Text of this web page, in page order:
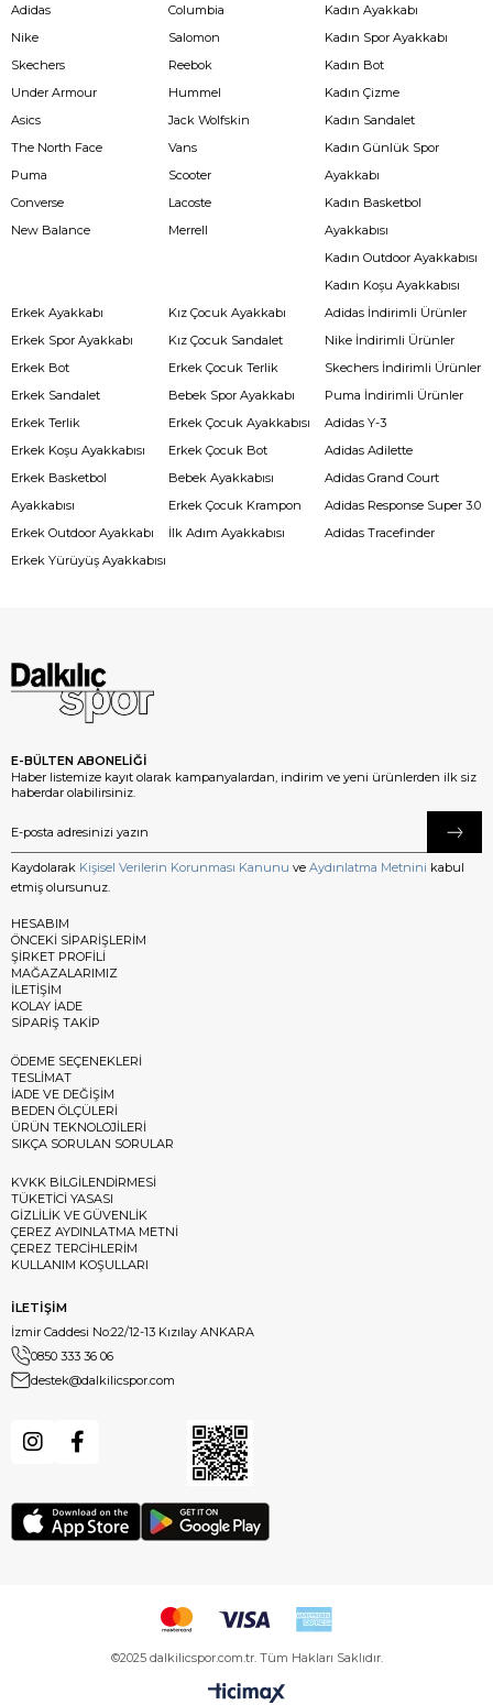
Adidas
Nike
Skechers
Under Armour
Asics
The North Face
Puma
Converse
New Balance
Columbia
Salomon
Reebok
Hummel
Jack Wolfskin
Vans
Scooter
Lacoste
Merrell
Kadın Ayakkabı
Kadın Spor Ayakkabı
Kadın Bot
Kadın Çizme
Kadın Sandalet
Kadın Günlük Spor
Ayakkabı
Kadın Basketbol
Ayakkabısı
Kadın Outdoor Ayakkabısı
Kadın Koşu Ayakkabısı
Erkek Ayakkabı
Erkek Spor Ayakkabı
Erkek Bot
Erkek Sandalet
Erkek Terlik
Erkek Koşu Ayakkabısı
Erkek Basketbol
Ayakkabısı
Erkek Outdoor Ayakkabı
Erkek Yürüyüş Ayakkabısı
Kız Çocuk Ayakkabı
Kız Çocuk Sandalet
Erkek Çocuk Terlik
Bebek Spor Ayakkabı
Erkek Çocuk Ayakkabısı
Erkek Çocuk Bot
Bebek Ayakkabısı
Erkek Çocuk Krampon
İlk Adım Ayakkabısı
Adidas İndirimli Ürünler
Nike İndirimli Ürünler
Skechers İndirimli Ürünler
Puma İndirimli Ürünler
Adidas Y-3
Adidas Adilette
Adidas Grand Court
Adidas Response Super 3.0
Adidas Tracefinder
E-BÜLTEN ABONELİĞİ
Haber listemize kayıt olarak kampanyalardan, indirim ve yeni ürünlerden ilk siz
haberdar olabilirsiniz.
Kaydolarak Kişisel Verilerin Korunması Kanunu ve Aydınlatma Metnini kabul
etmiş olursunuz.
HESABIM
ÖNCEKİ SİPARİŞLERİM
ŞİRKET PROFİLİ
MAĞAZALARIMIZ
İLETİŞİM
KOLAY İADE
SİPARİŞ TAKİP
ÖDEME SEÇENEKLERİ
TESLİMAT
İADE VE DEĞİŞİM
BEDEN ÖLÇÜLERİ
ÜRÜN TEKNOLOJİLERİ
SIKÇA SORULAN SORULAR
KVKK BİLGİLENDİRMESİ
TÜKETİCİ YASASI
GİZLİLİK VE GÜVENLİK
ÇEREZ AYDINLATMA METNİ
ÇEREZ TERCİHLERİM
KULLANIM KOŞULLARI
İLETİŞİM
İzmir Caddesi No:22/12-13 Kızılay ANKARA
0850 333 36 06
destek@dalkilicspor.com
©2025 dalkilicspor.com.tr. Tüm Hakları Saklıdır.